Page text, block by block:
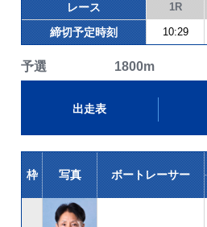
レース 1R
締切予定時刻 10:29
予選 1800m
出走表
枠 写真 ボートレーサー